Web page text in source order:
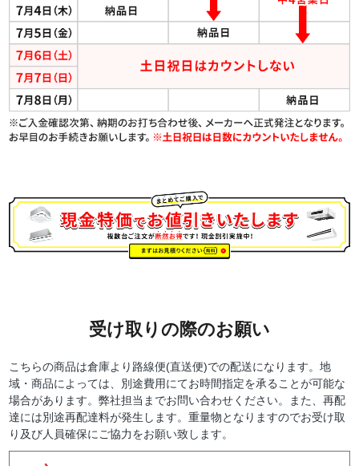
受け取りの際のお願い
こちらの商品は倉庫より路線便(直送便)での配送になります。地
域・商品によっては、別途費用にてお時間指定を承ることが可能な
場合があります。弊社担当までお問い合わせください。また、再配
達には別途再配達料が発生します。重量物となりますのでお受け取
り及び人員確保にご協力をお願い致します。